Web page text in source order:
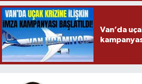
Van’da